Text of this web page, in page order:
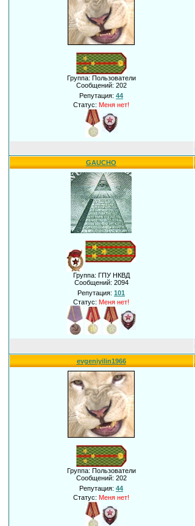
Группа: Пользователи
Сообщений: 202
Репутация: 44
Статус: Меня нет!
GAUCHO
Группа: ГПУ НКВД
Сообщений: 2094
Репутация: 101
Статус: Меня нет!
evgeniyilin1966
Группа: Пользователи
Сообщений: 202
Репутация: 44
Статус: Меня нет!